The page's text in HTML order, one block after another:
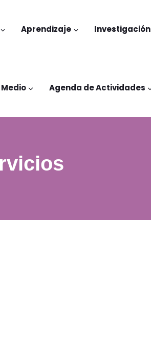
Aprendizaje Investigación
Agenda de Actividades